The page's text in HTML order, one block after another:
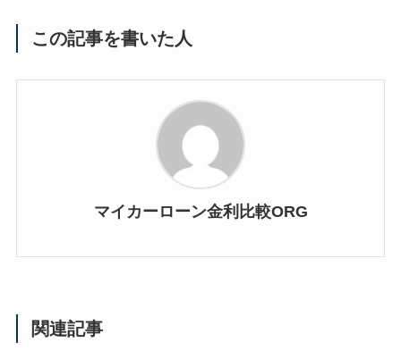
この記事を書いた人
マイカーローン金利比較ORG
関連記事